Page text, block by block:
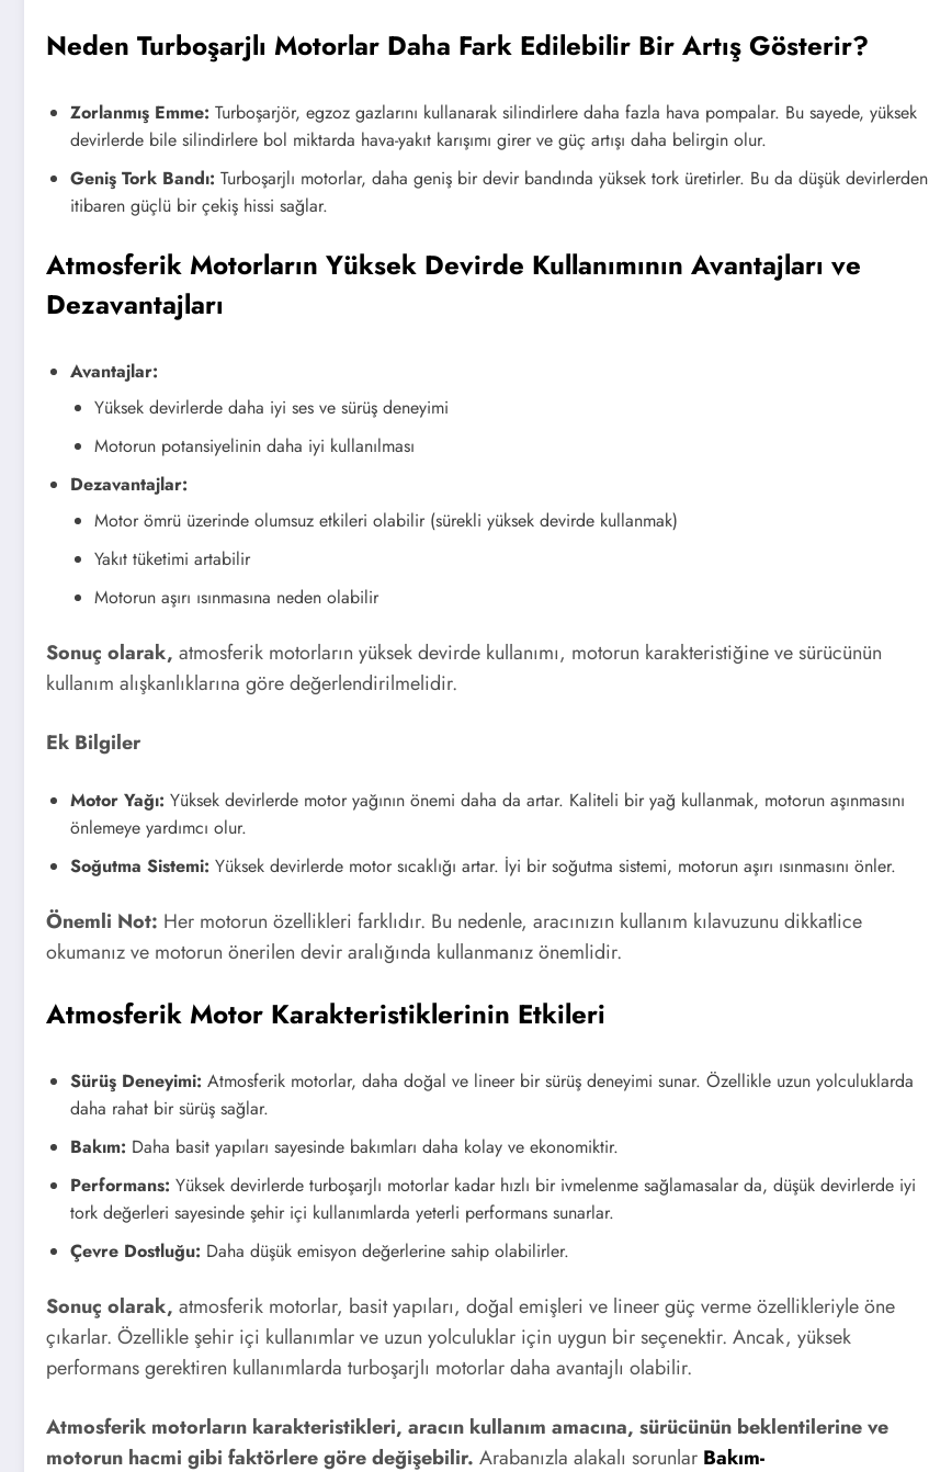
Neden Turboşarjlı Motorlar Daha Fark Edilebilir Bir Artış Gösterir?
Zorlanmış Emme: Turboşarjör, egzoz gazlarını kullanarak silindirlere daha fazla hava pompalar. Bu sayede, yüksek
devirlerde bile silindirlere bol miktarda hava-yakıt karışımı girer ve güç artışı daha belirgin olur.
Geniş Tork Bandı: Turboşarjlı motorlar, daha geniş bir devir bandında yüksek tork üretirler. Bu da düşük devirlerden
itibaren güçlü bir çekiş hissi sağlar.
Atmosferik Motorların Yüksek Devirde Kullanımının Avantajları ve
Dezavantajları
Avantajlar:
Yüksek devirlerde daha iyi ses ve sürüş deneyimi
Motorun potansiyelinin daha iyi kullanılması
Dezavantajlar:
Motor ömrü üzerinde olumsuz etkileri olabilir (sürekli yüksek devirde kullanmak)
Yakıt tüketimi artabilir
Motorun aşırı ısınmasına neden olabilir
Sonuç olarak, atmosferik motorların yüksek devirde kullanımı, motorun karakteristiğine ve sürücünün
kullanım alışkanlıklarına göre değerlendirilmelidir.
Ek Bilgiler
Motor Yağı: Yüksek devirlerde motor yağının önemi daha da artar. Kaliteli bir yağ kullanmak, motorun aşınmasını
önlemeye yardımcı olur.
Soğutma Sistemi: Yüksek devirlerde motor sıcaklığı artar. İyi bir soğutma sistemi, motorun aşırı ısınmasını önler.
Önemli Not: Her motorun özellikleri farklıdır. Bu nedenle, aracınızın kullanım kılavuzunu dikkatlice
okumanız ve motorun önerilen devir aralığında kullanmanız önemlidir.
Atmosferik Motor Karakteristiklerinin Etkileri
Sürüş Deneyimi: Atmosferik motorlar, daha doğal ve lineer bir sürüş deneyimi sunar. Özellikle uzun yolculuklarda
daha rahat bir sürüş sağlar.
Bakım: Daha basit yapıları sayesinde bakımları daha kolay ve ekonomiktir.
Performans: Yüksek devirlerde turboşarjlı motorlar kadar hızlı bir ivmelenme sağlamasalar da, düşük devirlerde iyi
tork değerleri sayesinde şehir içi kullanımlarda yeterli performans sunarlar.
Çevre Dostluğu: Daha düşük emisyon değerlerine sahip olabilirler.
Sonuç olarak, atmosferik motorlar, basit yapıları, doğal emişleri ve lineer güç verme özellikleriyle öne
çıkarlar. Özellikle şehir içi kullanımlar ve uzun yolculuklar için uygun bir seçenektir. Ancak, yüksek
performans gerektiren kullanımlarda turboşarjlı motorlar daha avantajlı olabilir.
Atmosferik motorların karakteristikleri, aracın kullanım amacına, sürücünün beklentilerine ve
motorun hacmi gibi faktörlere göre değişebilir. Arabanızla alakalı sorunlar Bakım-